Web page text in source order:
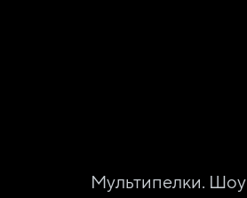
Мультипелки. Шоу